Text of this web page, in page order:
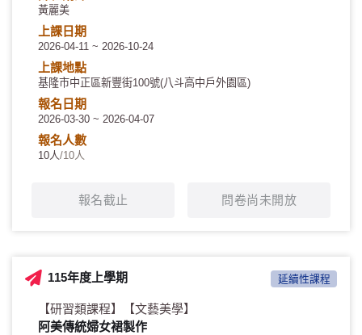
黃麗美
上課日期
2026-04-11 ~ 2026-10-24
上課地點
基隆市中正區新豐街100號(八斗高中戶外園區)
報名日期
2026-03-30 ~ 2026-04-07
報名人數
10人/10人
報名截止 問卷尚未開放
115年度上學期 延續性課程
【研習類課程】
【文藝美學】
阿美傳統婦女裙製作